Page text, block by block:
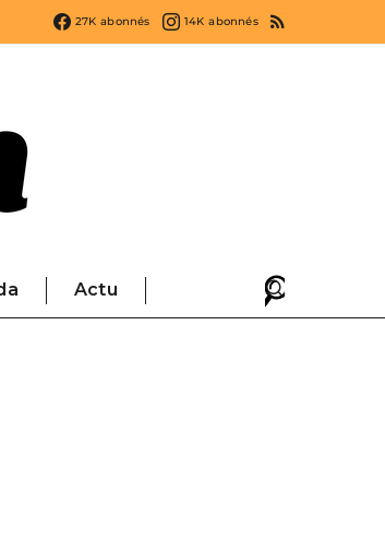
27K abonnés 14K abonnés
Actu